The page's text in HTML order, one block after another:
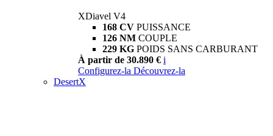
XDiavel V4
168 CV PUISSANCE
126 NM COUPLE
229 KG POIDS SANS CARBURANT
À partir de 30.890 € i
Configurez-la Découvrez-la
DesertX